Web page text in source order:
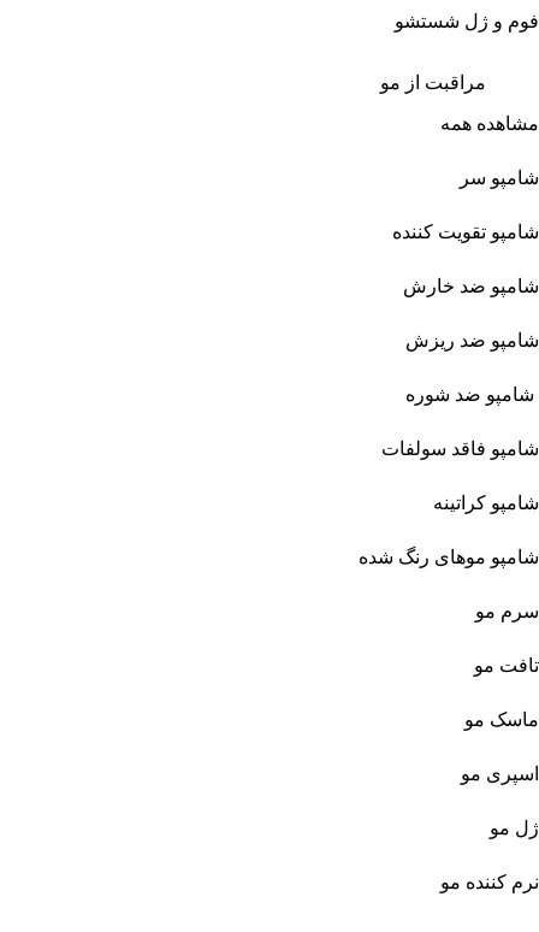
فوم و ژل شستشو
مراقبت از مو
مشاهده همه
شامپو سر
شامپو تقویت کننده
شامپو ضد خارش
شامپو ضد ریزش
شامپو ضد شوره
شامپو فاقد سولفات
شامپو کراتینه
شامپو موهای رنگ شده
سرم مو
تافت مو
ماسک مو
اسپری مو
ژل مو
نرم کننده مو